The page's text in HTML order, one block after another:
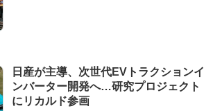
日産が主導、次世代EVトラクションイ
ンバーター開発へ…研究プロジェクト
にリカルド参画